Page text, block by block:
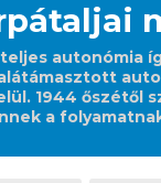
autonómia
1944 őszétől
a